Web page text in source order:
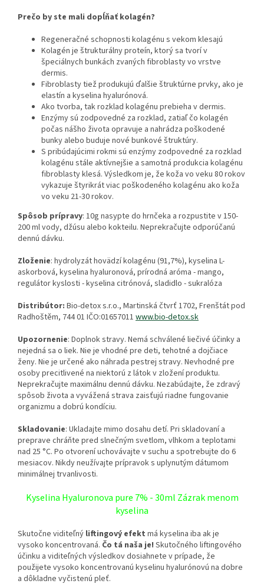
Prečo by ste mali dopĺňať kolagén?
Regeneračné schopnosti kolagénu s vekom klesajú
Kolagén je štrukturálny proteín, ktorý sa tvorí v
špeciálnych bunkách zvaných fibroblasty vo vrstve
dermis.
Fibroblasty tiež produkujú ďalšie štruktúrne prvky, ako je
elastín a kyselina hyalurónová.
Ako tvorba, tak rozklad kolagénu prebieha v dermis.
Enzýmy sú zodpovedné za rozklad, zatiaľ čo kolagén
počas nášho života opravuje a nahrádza poškodené
bunky alebo buduje nové bunkové štruktúry.
S pribúdajúcimi rokmi sú enzýmy zodpovedné za rozklad
kolagénu stále aktívnejšie a samotná produkcia kolagénu
fibroblasty klesá. Výsledkom je, že koža vo veku 80 rokov
vykazuje štyrikrát viac poškodeného kolagénu ako koža
vo veku 21-30 rokov.
Spôsob prípravy: 10g nasypte do hrnčeka a rozpustite v 150-
200 ml vody, džúsu alebo kokteilu. Neprekračujte odporúčanú
dennú dávku.
Zloženie: hydrolyzáthovädzíkolagénu (91,7%), kyselina L-
askorbová, kyselina hyaluronová, prírodná aróma - mango,
regulátor kyslosti - kyselina citrónová, sladidlo - sukralóza
Distribútor: Bio-detox s.r.o., Martinská čtvrť 1702, Frenštát pod
Radhoštěm, 744 01 IČO:01657011 www.bio-detox.sk
Upozornenie: Doplnok stravy. Nemá schválené liečivé účinky a
nejedná sa o liek. Nie je vhodné pre deti, tehotné a dojčiace
ženy. Nie je určené ako náhrada pestrej stravy. Nevhodné pre
osoby precitlivené na niektorú z látok v zložení produktu.
Neprekračujte maximálnu dennú dávku. Nezabúdajte, že zdravý
spôsob života a vyvážená strava zaisťujú riadne fungovanie
organizmu a dobrú kondíciu.
Skladovanie: Ukladajte mimo dosahu detí. Pri skladovaní a
preprave chráňte pred slnečným svetlom, vlhkom a teplotami
nad 25 °C. Po otvorení uchovávajte v suchu a spotrebujte do 6
mesiacov. Nikdy neužívajte prípravok s uplynutým dátumom
minimálnej trvanlivosti.
Kyselina Hyaluronova pure 7% - 30ml Zázrak menom
kyselina
Skutočne viditeľný liftingový efekt má kyselina iba ak je
vysoko koncentrovaná. Čo tá naša je! Skutočného liftingového
účinku a viditeľných výsledkov dosiahnete v prípade, že
použijete vysoko koncentrovanú kyselinu hyalurónovú na dobre
a dôkladne vyčistenú pleť.